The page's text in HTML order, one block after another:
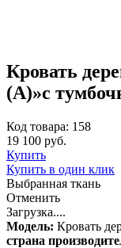
Кровать
(А)»с
Код товара: 158
19 100 руб.
Купить
Купить в один клик
Выбранная ткань
Отменить
Загрузка....
Модель: Кровать
страна